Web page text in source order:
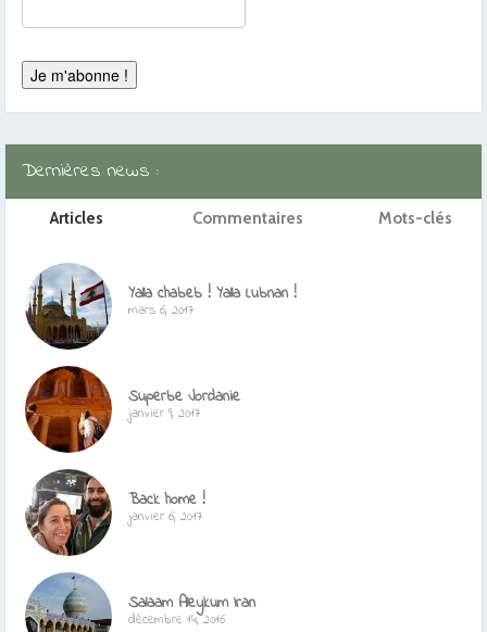
Dernières news :
Articles Commentaires Mots-clés
Yalla chabeb ! Yalla Lubnan !
mars 6, 2017
Superbe Jordanie
janvier 9, 2017
Back home !
janvier 6, 2017
Salaam Aleykum Iran
décembre 14, 2016